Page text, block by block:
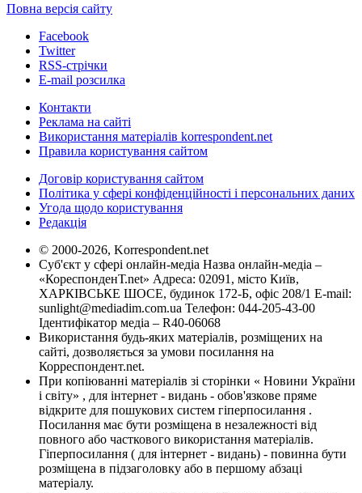
Повна версія сайту
Facebook
Twitter
RSS-стрічки
E-mail розсилка
Контакти
Реклама на сайті
Використання матеріалів korrespondent.net
Правила користування сайтом
Договір користування сайтом
Політика у сфері конфіденційності і персональних даних
Угода щодо користування
Редакція
© 2000-2026, Korrespondent.net
Суб'єкт у сфері онлайн-медіа Назва онлайн-медіа –
«КореспонденТ.net» Адреса: 02091, місто Київ,
ХАРКІВСЬКЕ ШОСЕ, будинок 172-Б, офіс 208/1 E-mail:
sunlight@mediadim.com.ua Телефон: 044-205-43-00
Ідентифікатор медіа – R40-06068
Використання будь-яких матеріалів, розміщених на
сайті, дозволяється за умови посилання на
Корреспондент.net.
При копіюванні матеріалів зі сторінки « Новини України
і світу» , для інтернет - видань - обов'язкове пряме
відкрите для пошукових систем гіперпосилання .
Посилання має бути розміщена в незалежності від
повного або часткового використання матеріалів.
Гіперпосилання ( для інтернет - видань) - повинна бути
розміщена в підзаголовку або в першому абзаці
матеріалу.